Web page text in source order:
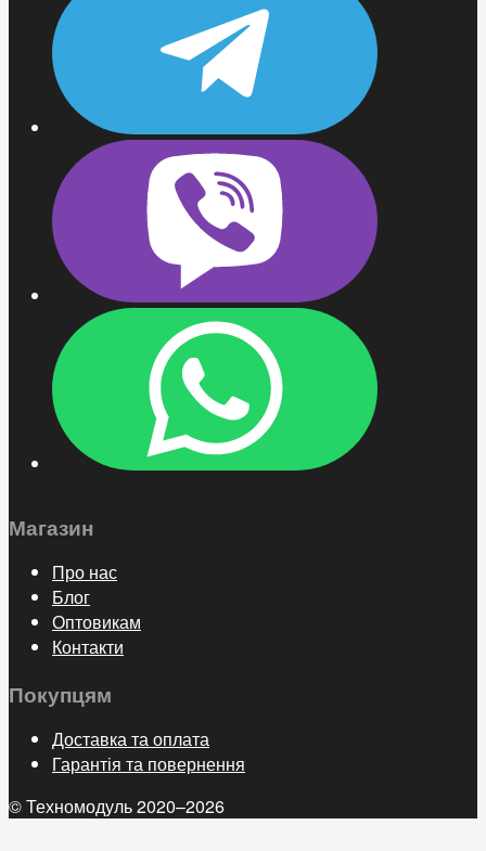
Магазин
Про нас
Блог
Оптовикам
Контакти
Покупцям
Доставка та оплата
Гарантія та повернення
© Техномодуль 2020–2026